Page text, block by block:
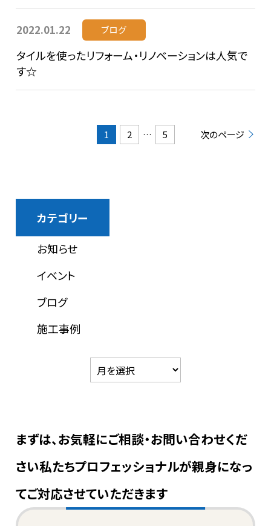
2022.01.22 ブログ
タイルを使ったリフォーム・リノベーションは人気で
す☆
1 2 … 5 次のページ
カテゴリー
お知らせ
イベント
ブログ
施工事例
まずは、お気軽にご相談・お問い合わせくだ
さい私たちプロフェッショナルが親身になっ
てご対応させていただきます